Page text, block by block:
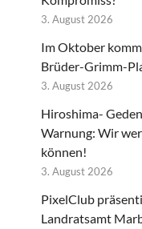
3. August 2026
Im Oktober
Brüder-Grimm-
3. August 2026
Hiroshima-
Warnung: Wir
können!
3. August 2026
PixelClub
Landratsamt